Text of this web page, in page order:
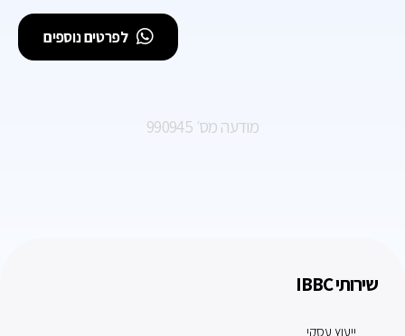
לפרטים נוספים
מודעה מס׳ 990945
שירותי IBBC
ייעוץ עסקי